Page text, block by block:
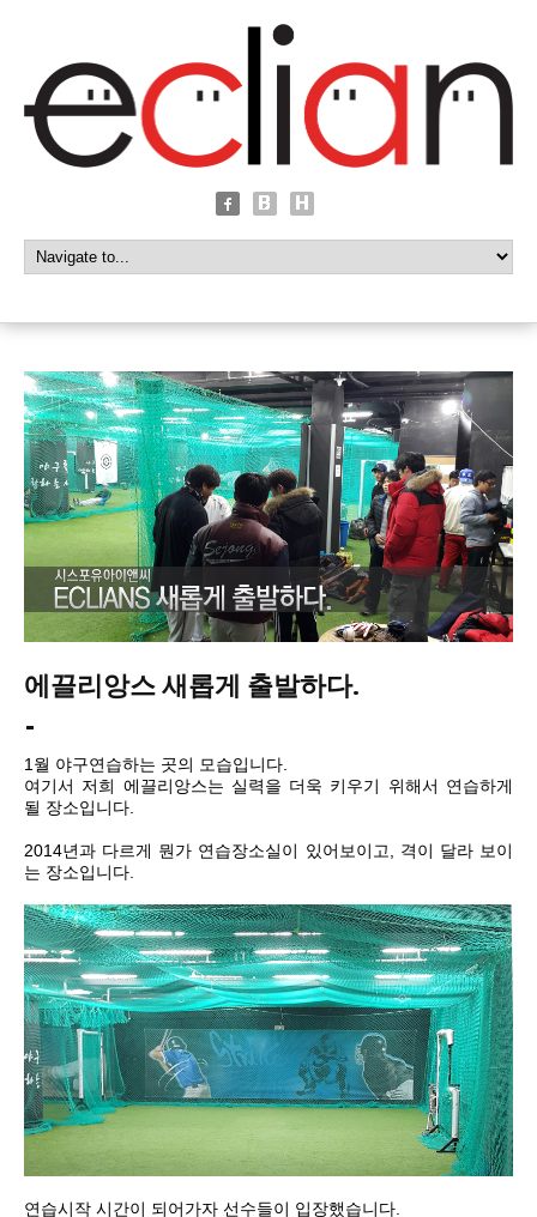
에끌리앙스 새롭게 출발하다.
1월 야구연습하는 곳의 모습입니다.
여기서 저희 에끌리앙스는 실력을 더욱 키우기 위해서 연습하게
될 장소입니다.
2014년과 다르게 뭔가 연습장소실이 있어보이고, 격이 달라 보이
는 장소입니다.
연습시작 시간이 되어가자 선수들이 입장했습니다.